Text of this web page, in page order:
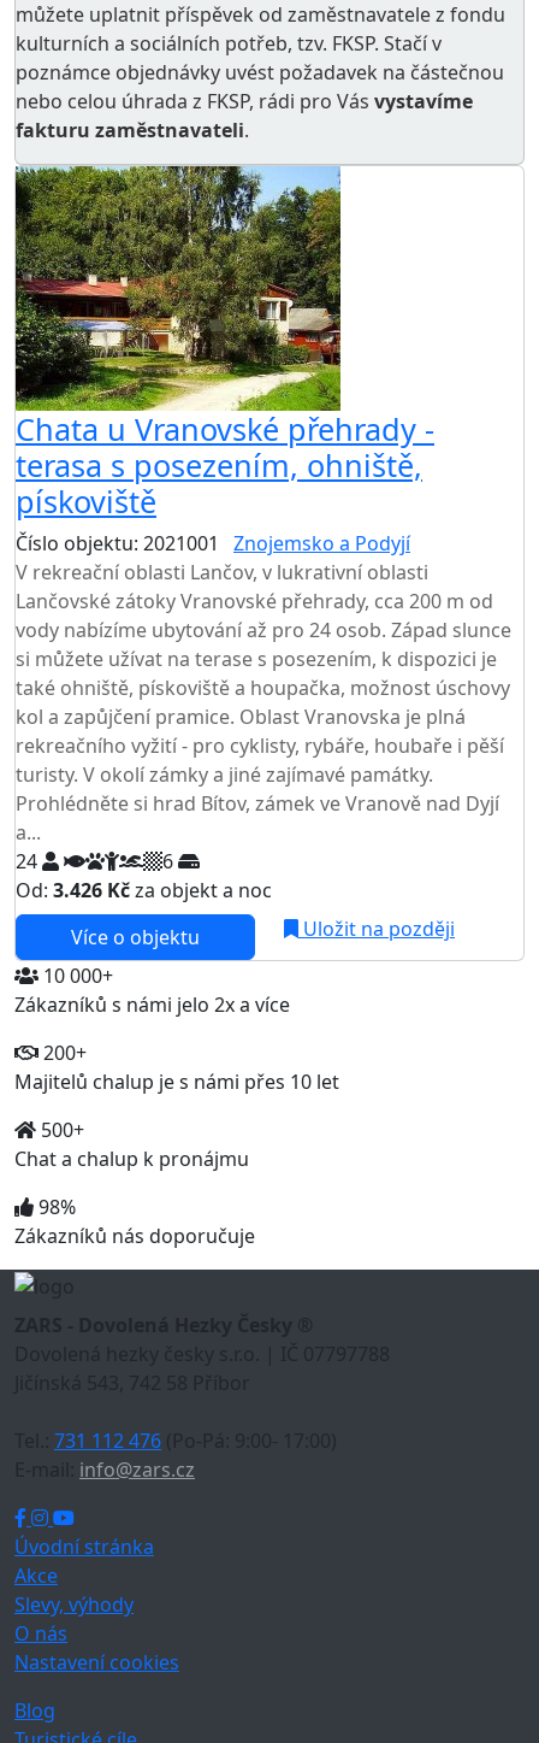
můžete uplatnit příspěvek od zaměstnavatele z fondu
kulturních a sociálních potřeb, tzv. FKSP. Stačí v
poznámce objednávky uvést požadavek na částečnou
nebo celou úhrada z FKSP, rádi pro Vás vystavíme
fakturu zaměstnavateli.
Chata u Vranovské přehrady -
terasa s posezením, ohniště,
pískoviště
Číslo objektu: 2021001
Znojemsko a Podyjí
V rekreační oblasti Lančov, v lukrativní oblasti
Lančovské zátoky Vranovské přehrady, cca 200 m od
vody nabízíme ubytování až pro 24 osob. Západ slunce
si můžete užívat na terase s posezením, k dispozici je
také ohniště, pískoviště a houpačka, možnost úschovy
kol a zapůjčení pramice. Oblast Vranovska je plná
rekreačního vyžití - pro cyklisty, rybáře, houbaře i pěší
turisty. V okolí zámky a jiné zajímavé památky.
Prohlédněte si hrad Bítov, zámek ve Vranově nad Dyjí
a...
24
6
Od: 3.426 Kčza objekt a noc
Více o objektu
Uložit na později
10 000+
Zákazníků s námi jelo 2x a více
200+
Majitelů chalup je s námi přes 10 let
500+
Chat a chalup k pronájmu
98%
Zákazníků nás doporučuje
ZARS - Dovolená Hezky Česky ®
Dovolená hezky česky s.r.o. | IČ 07797788
Jičínská 543, 742 58 Příbor
Tel.: 731 112 476 (Po-Pá: 9:00- 17:00)
E-mail: info@zars.cz
Úvodní stránka
Akce
Slevy, výhody
O nás
Nastavení cookies
Blog